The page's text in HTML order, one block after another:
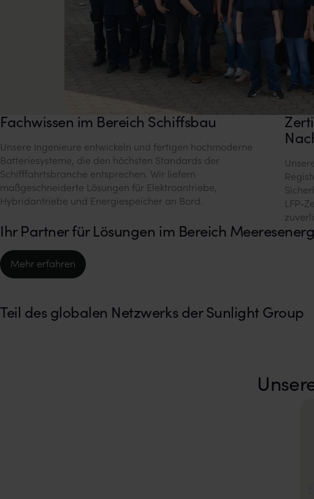
Fachwissen im Bereich Schiffsbau
Unsere Ingenieure entwickeln und fertigen hochmoderne
Batteriesysteme, die den höchsten Standards der
Schifffahrtsbranche entsprechen. Wir liefern
maßgeschneiderte Lösungen für Elektroantriebe,
Hybridantriebe und Energiespeicher an Bord.
LFP-
Ihr Partner für Lösungen im Bereich
Mehr erfahren
Teil des globalen Netzwerks der Sunlight Group